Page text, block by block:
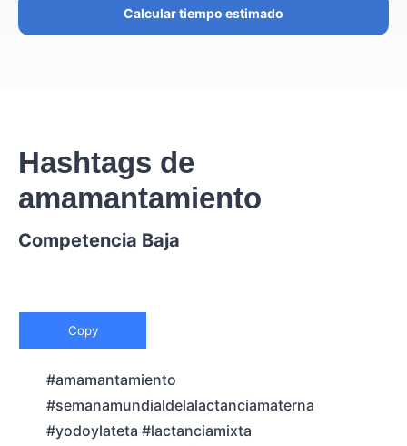
Calcular tiempo estimado
Hashtags de
amamantamiento
Competencia Baja
Copy
#amamantamiento
#semanamundialdelalactanciamaterna
#yodoylateta #lactanciamixta